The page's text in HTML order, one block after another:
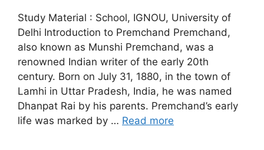
Study Material : School, IGNOU, University of
Delhi Introduction to Premchand Premchand,
also known as Munshi Premchand, was a
renowned Indian writer of the early 20th
century. Born on July 31, 1880, in the town of
Lamhi in Uttar Pradesh, India, he was named
Dhanpat Rai by his parents. Premchand’s early
life was marked by … Read more